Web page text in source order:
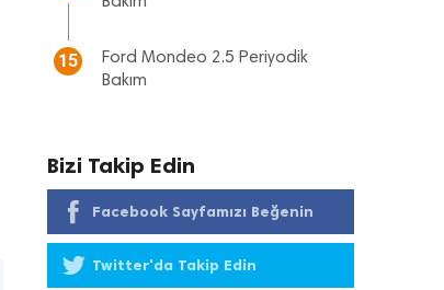
15
Ford Mondeo 2.5 Periyodik
Bakım
Bizi Takip Edin
Facebook Sayfamızı Beğenin
Twitter'da Takip Edin